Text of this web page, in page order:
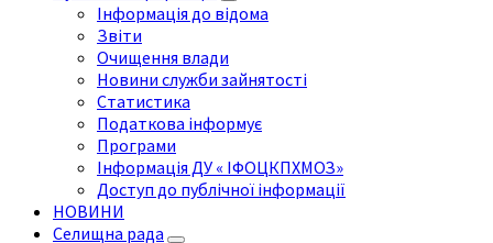
Інформація до відома
Звіти
Очищення влади
Новини служби зайнятості
Статистика
Податкова інформує
Програми
Інформація ДУ « ІФОЦКПХМОЗ»
Доступ до публічної інформації
НОВИНИ
Селищна рада